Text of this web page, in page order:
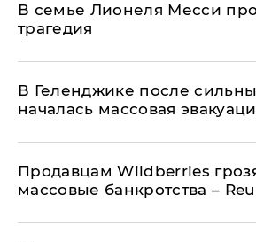
В семье Лионеля Месси
трагедия
В Геленджике после
началась массовая
Продавцам Wildberries
массовые банкротства –